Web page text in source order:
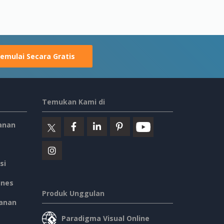
Secara Gratis
Temukan Kami di
Produk Unggulan
Paradigma Visual Online